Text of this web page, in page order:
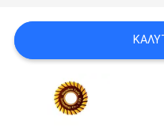
ΠΟΛΙΤΙΚΉ
ΑΠΟΡΡΉΤΟΥ